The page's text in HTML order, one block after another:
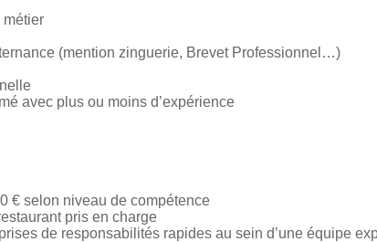
métier
(mention zinguerie, Brevet Professionnel…)
avec plus ou moins d’expérience
€ selon niveau de compétence
pris en charge
de responsabilités rapides au sein d’une équipe